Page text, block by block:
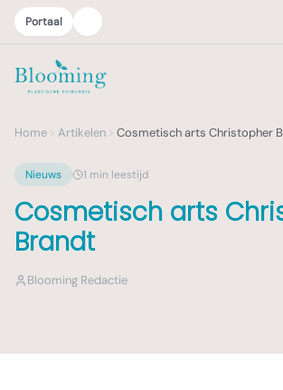
Portaal
Home Artikelen Cosmetisch arts Christopher
Nieuws 1 min leestijd
Cosmetisch arts
Brandt
Blooming Redactie